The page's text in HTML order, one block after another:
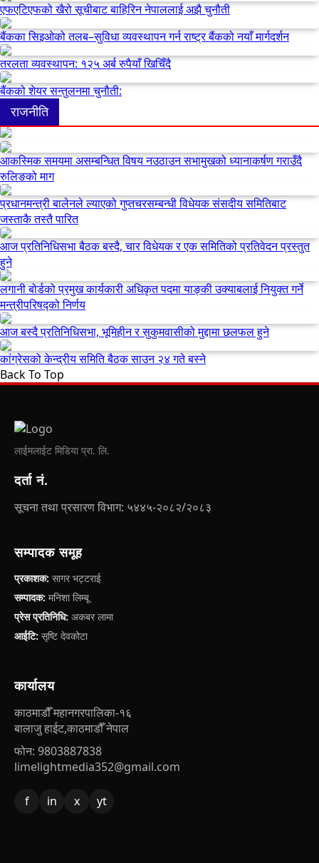
एफएटिएफको खैरो सूचीबाट बाहिरिन नेपाललाई अझै चुनौती
बैंकका सिइओको तलब–सुविधा व्यवस्थापन गर्न राष्ट्र बैंकको नयाँ मार्गदर्शन
तरलता व्यवस्थापन: १२५ अर्ब रुपैयाँ खिचिँदै
बैंकको शेयर सन्तुलनमा चुनौती:
राजनीति
आकस्मिक समयमा असम्बन्धित विषय नउठाउन सभामुखको ध्यानाकर्षण गराउँदै
रुलिङको माग
प्रधानमन्त्री बालेनले ल्याएको गुप्तचरसम्बन्धी विधेयक संसदीय समितिबाट
जस्ताकै तस्तै पारित
आज प्रतिनिधिसभा बैठक बस्दै, चार विधेयक र एक समितिको प्रतिवेदन प्रस्तुत
हुने
लगानी बोर्डको प्रमुख कार्यकारी अधिकृत पदमा याङ्की उक्याबलाई नियुक्त गर्ने
मन्त्रीपरिषद्को निर्णय
आज बस्दै प्रतिनिधिसभा, भूमिहीन र सुकुमवासीको मुद्दामा छलफल हुने
कांग्रेसको केन्द्रीय समिति बैठक साउन २४ गते बस्ने
Back To Top
लाईमलाईट मिडिया प्रा. लि.
दर्ता नं.
सूचना तथा प्रसारण विभाग: ५४४५-२०८२/२०८३
सम्पादक समूह
प्रकाशक: सागर भट्टराई
सम्पादक: मनिशा लिम्बू
प्रेस प्रतिनिधि: अकबर लामा
आईटि: सृष्टि देवकोटा
कार्यालय
काठमाडौँ महानगरपालिका-१६
बालाजु हाईट,काठमाडौँ नेपाल
फोन: 9803887838
limelightmedia352@gmail.com
f in x yt